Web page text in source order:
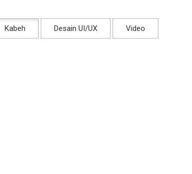
Kabeh Desain UI/UX Video